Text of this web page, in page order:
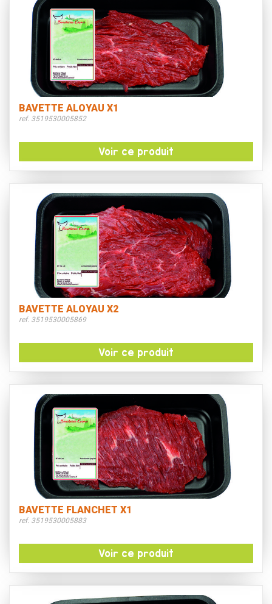
BAVETTE ALOYAU X1
ref. 3519530005852
Voir ce produit
BAVETTE ALOYAU X2
ref. 3519530005869
Voir ce produit
BAVETTE FLANCHET X1
ref. 3519530005883
Voir ce produit